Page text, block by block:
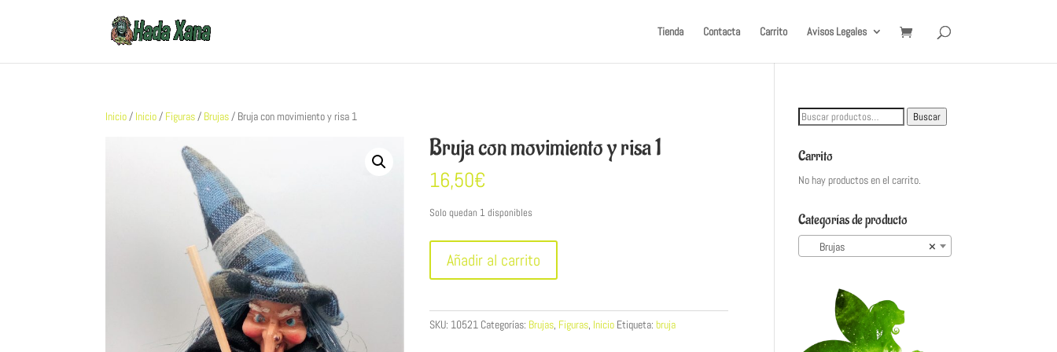
Tienda Contacta Carrito Avisos Legales
Inicio/ Inicio/ Figuras/ Brujas/ Bruja con movimiento y risa 1
Bruja con movimiento y risa 1
16,50€
Solo quedan 1 disponibles
movimiento
risa
Añadir al carrito
SKU: 10521 Categorías: Brujas, Figuras, Inicio Etiqueta:bruja
Buscar
Buscar
Carrito
No hay productos en el carrito.
Categorías de producto
×
Brujas